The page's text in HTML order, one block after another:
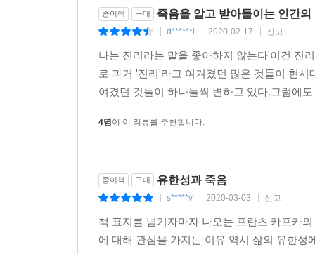
어디에 있을까? 무엇 때문에 우리는 나를 나로서
케이건 교수는 ‘영혼 관점’, ‘육체 관점’, ‘인격
요소라고 본다. 얼핏 간단한 논증 같지만 깊
개념에서부터 시계 수리공의 비유와 영화 〈스
수수께끼를 풀어간다.
케이건 교수는 앞의 세 가지 관점 중 우리가 어떤
나타난 ‘나폴레옹’의 비유, ‘복제 인간’의 사례
희망의 빛을 찾아낼 수 있다. 과연 우리는 그 빛을
종이책 구매 죽음을 알고 받아들이는 인간의
d******l 2020-02-17 신고
나는 진리라는 말을 좋아하지 않는다'이건 진
로 과거 '진리'라고 여겨졌던 많은 것들이 현
여겼던 것들이 하나둘씩 변하고 있다.그럼에
4명이 이 리뷰를 추천합니다.
종이책 구매 유한성과 죽음
s*****v 2020-03-03 신고
책 표지를 넘기자마자 나오는 프란츠 카프카
에 대해 관심을 가지는 이유 역시 삶의 유한